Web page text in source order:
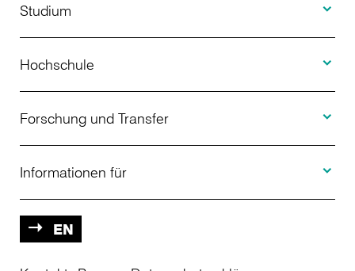
Studium
Studienangebot
Bewerbung
Studienberatung
Weiterbildung
Hochschule
Über uns
Aktuelles
Veranstaltungen
Forschung und Transfer
Projekte
Informationen für
Studieninteressierte
EN